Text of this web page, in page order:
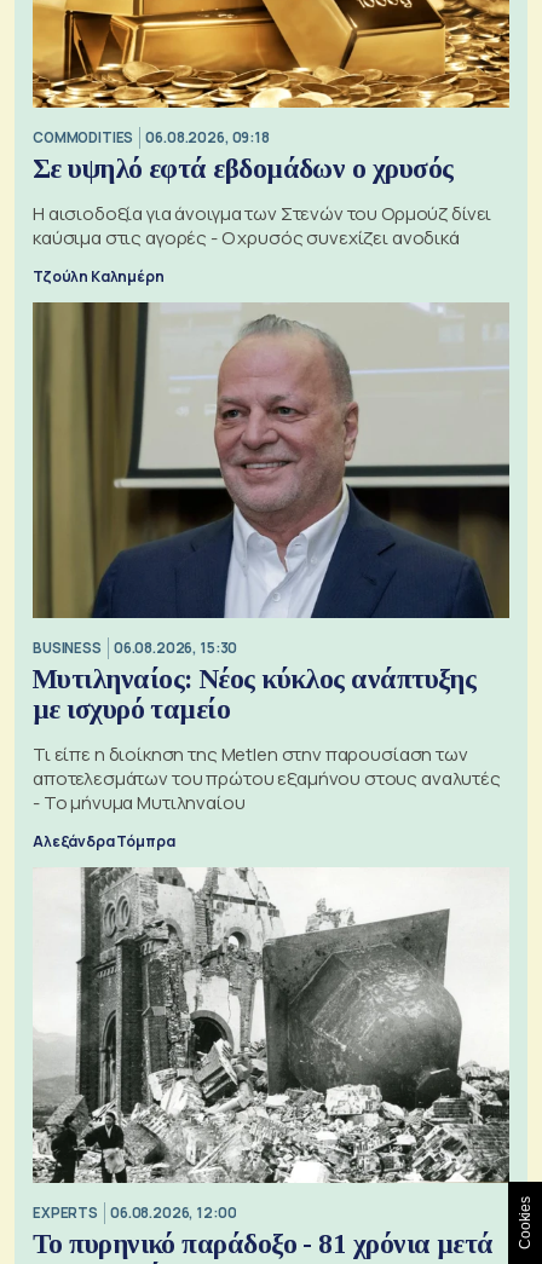
COMMODITIES 06.08.2026, 09:18
Σε υψηλό εφτά εβδομάδων ο χρυσός
Η αισιοδοξία για άνοιγμα των Στενών του Ορμούζ δίνει
καύσιμα στις αγορές - Ο χρυσός συνεχίζει ανοδικά
Τζούλη Καλημέρη
BUSINESS 06.08.2026, 15:30
Μυτιληναίος: Νέος κύκλος ανάπτυξης
με ισχυρό ταμείο
Τι είπε η διοίκηση της Metlen στην παρουσίαση των
αποτελεσμάτων του πρώτου εξαμήνου στους αναλυτές
- Το μήνυμα Μυτιληναίου
Αλεξάνδρα Τόμπρα
EXPERTS 06.08.2026, 12:00
Το πυρηνικό παράδοξο - 81 χρόνια μετά
Cookies